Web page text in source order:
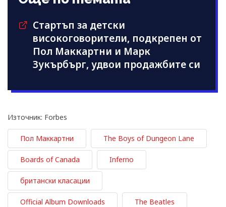
Стартъп за детски
високоговорители, подкрепен от
Пол Маккартни и Марк
Зукърбърг, удвои продажбите си
Източник: Forbes
Пол Маккартни The Boys of Dungeon Lane
Boards of Canada Inferno
британски класации
Official Album Downloads The Beatles